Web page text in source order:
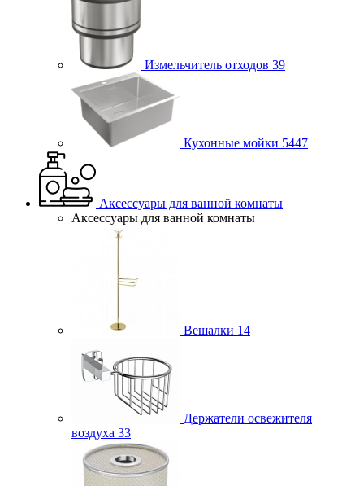
Измельчитель отходов 39
Кухонные мойки 5447
Аксессуары для ванной комнаты
Аксессуары для ванной комнаты
Вешалки 14
Держатели освежителя
воздуха 33